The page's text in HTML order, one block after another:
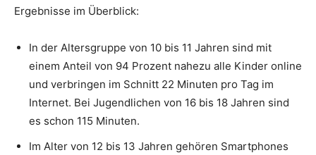
Ergebnisse im Überblick:
In der Altersgruppe von 10 bis 11 Jahren sind mit
einem Anteil von 94 Prozent nahezu alle Kinder online
und verbringen im Schnitt 22 Minuten pro Tag im
Internet. Bei Jugendlichen von 16 bis 18 Jahren sind
es schon 115 Minuten.
Im Alter von 12 bis 13 Jahren gehören Smartphones